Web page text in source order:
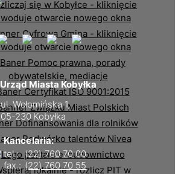
Urząd Miasta Kobyłka
ul. Wołomińska 1,
05-230 Kobyłka
Kancelaria:
tel.: (22) 760 70 00
fax.: (22) 760 70 55